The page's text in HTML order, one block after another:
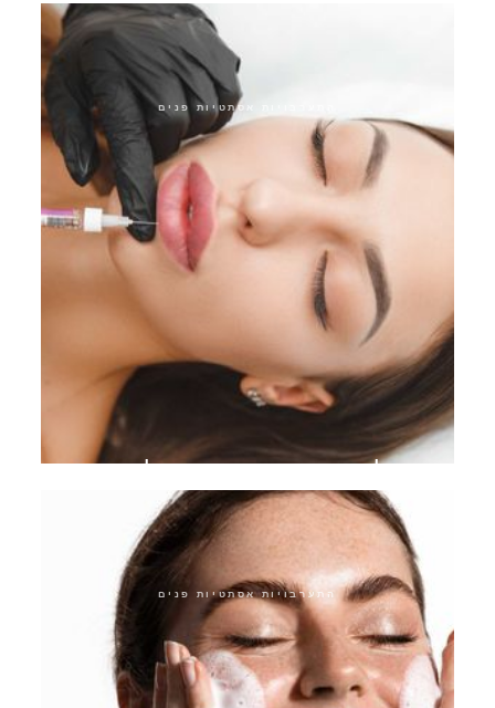
התערבויות אסתטיות פנים
מילוי שפתיים חומצה היאלורונית
התערבויות אסתטיות פנים